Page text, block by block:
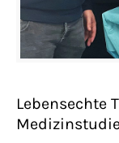
Lebensechte